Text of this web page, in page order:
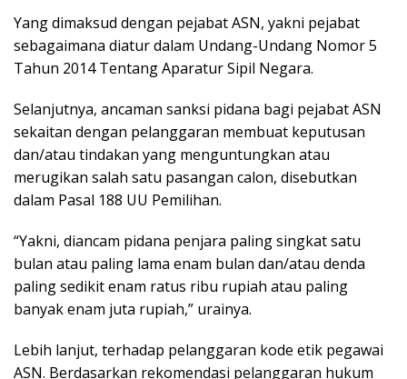
Yang dimaksud dengan pejabat ASN, yakni pejabat
sebagaimana diatur dalam Undang-Undang Nomor 5
Tahun 2014 Tentang Aparatur Sipil Negara.
Selanjutnya, ancaman sanksi pidana bagi pejabat ASN
sekaitan dengan pelanggaran membuat keputusan
dan/atau tindakan yang menguntungkan atau
merugikan salah satu pasangan calon, disebutkan
dalam Pasal 188 UU Pemilihan.
“Yakni, diancam pidana penjara paling singkat satu
bulan atau paling lama enam bulan dan/atau denda
paling sedikit enam ratus ribu rupiah atau paling
banyak enam juta rupiah,” urainya.
Lebih lanjut, terhadap pelanggaran kode etik pegawai
ASN. Berdasarkan rekomendasi pelanggaran hukum